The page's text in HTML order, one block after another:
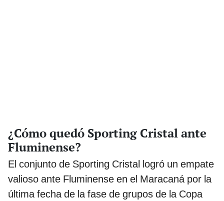
¿Cómo quedó Sporting Cristal ante
Fluminense?
El conjunto de Sporting Cristal logró un empate
valioso ante Fluminense en el Maracaná por la
última fecha de la fase de grupos de la Copa